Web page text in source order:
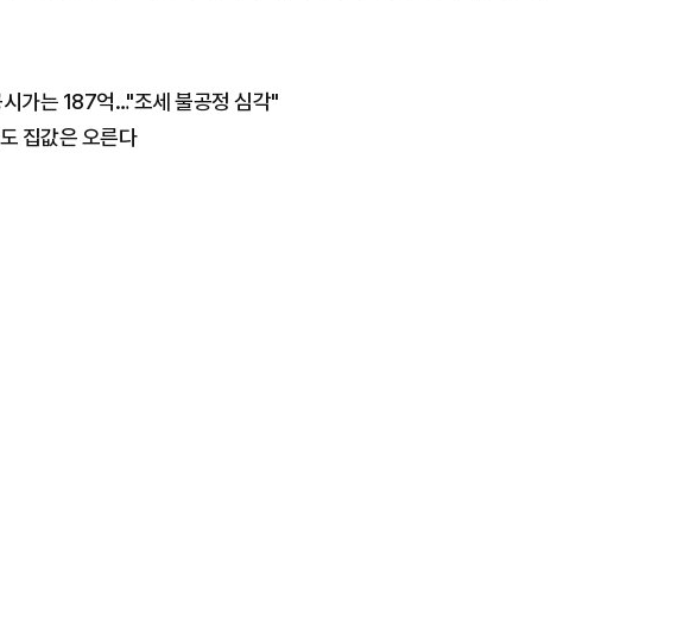
가는 187억…"조세 불공정 심각"
집값은 오른다